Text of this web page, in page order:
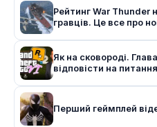
Рейтинг War Thunder
гравців. Це все про
Як на сковороді.
відповісти на
Перший геймплей